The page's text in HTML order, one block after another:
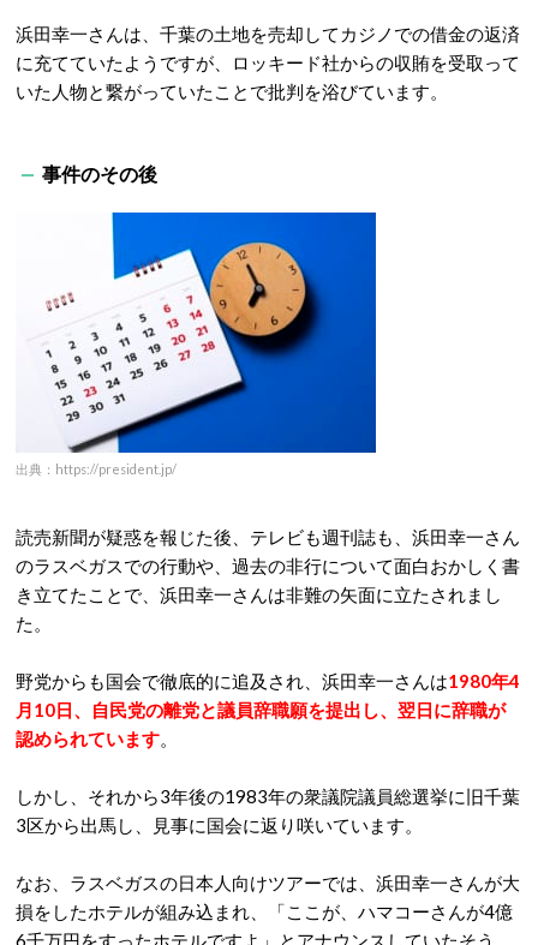
浜田幸一さんは、千葉の土地を売却してカジノでの借金の返済
に充てていたようですが、ロッキード社からの収賄を受取って
いた人物と繋がっていたことで批判を浴びています。
事件のその後
出典：https://president.jp/
読売新聞が疑惑を報じた後、テレビも週刊誌も、浜田幸一さん
のラスベガスでの行動や、過去の非行について面白おかしく書
き立てたことで、浜田幸一さんは非難の矢面に立たされまし
た。
野党からも国会で徹底的に追及され、浜田幸一さんは1980年4
月10日、自民党の離党と議員辞職願を提出し、翌日に辞職が
認められています。
しかし、それから3年後の1983年の衆議院議員総選挙に旧千葉
3区から出馬し、見事に国会に返り咲いています。
なお、ラスベガスの日本人向けツアーでは、浜田幸一さんが大
損をしたホテルが組み込まれ、「ここが、ハマコーさんが4億
6千万円をすったホテルですよ」とアナウンスしていたそう。